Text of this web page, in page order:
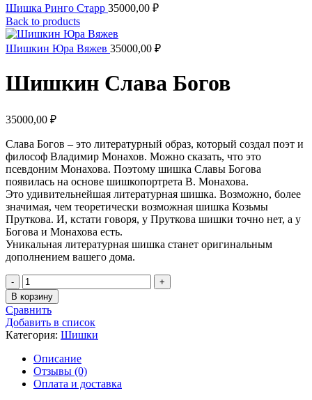
Шишка Ринго Старр 35000,00 ₽
Back to products
Шишкин Юра Вяжев 35000,00 ₽
Шишкин Слава Богов
35000,00 ₽
Слава Богов – это литературный образ, который создал поэт и
философ Владимир Монахов. Можно сказать, что это
псевдоним Монахова. Поэтому шишка Славы Богова
появилась на основе шишкопортрета В. Монахова.
Это удивительнейшая литературная шишка. Возможно, более
значимая, чем теоретически возможная шишка Козьмы
Пруткова. И, кстати говоря, у Пруткова шишки точно нет, а у
Богова и Монахова есть.
Уникальная литературная шишка станет оригинальным
дополнением вашего дома.
Количество
товара
Шишкин
Слава
Богов
В корзину
Сравнить
Добавить в список
Категория: Шишки
Описание
Отзывы (0)
Оплата и доставка